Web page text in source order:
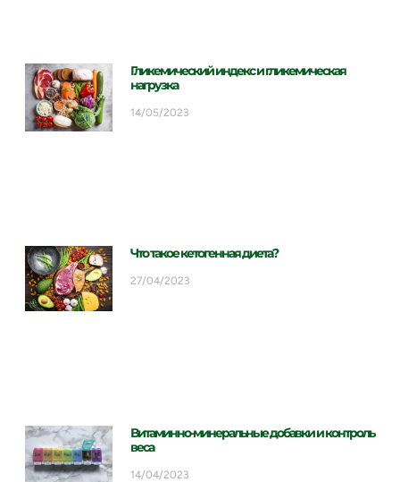
Гликемический индекс и гликемическая
нагрузка
14/05/2023
Что такое кетогенная диета?
27/04/2023
Витаминно-минеральные добавки и контроль
веса
14/04/2023